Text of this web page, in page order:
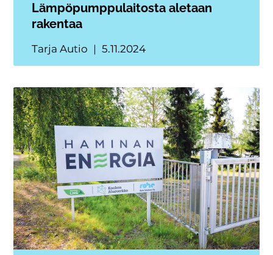
Lämpöpumppulaitosta aletaan
rakentaa
Tarja Autio 5.11.2024